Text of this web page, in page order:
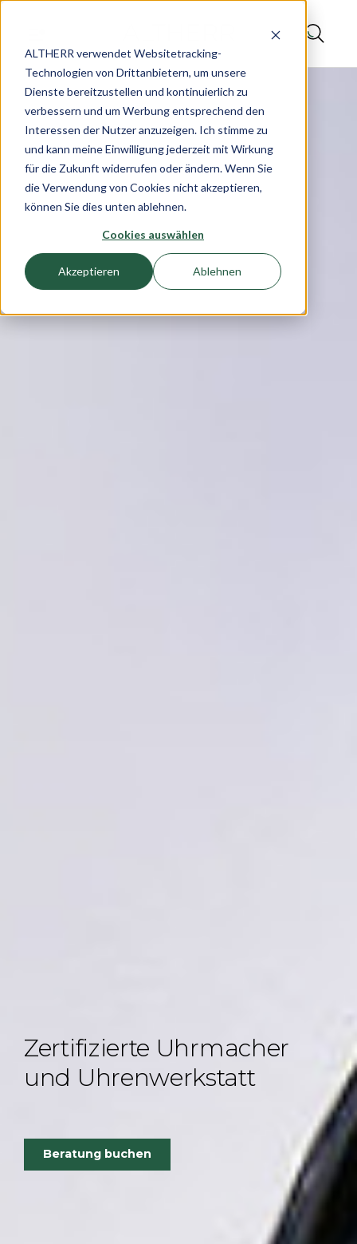
ALTHERR verwendet Websitetracking-
Technologien von Drittanbietern, um unsere
Dienste bereitzustellen und kontinuierlich zu
verbessern und um Werbung entsprechend den
Interessen der Nutzer anzuzeigen. Ich stimme zu
und kann meine Einwilligung jederzeit mit Wirkung
für die Zukunft widerrufen oder ändern. Wenn Sie
die Verwendung von Cookies nicht akzeptieren,
können Sie dies unten ablehnen.
Cookies auswählen
Akzeptieren Ablehnen
Zertifizierte Uhrmacher
und Uhrenwerkstatt
Beratung buchen